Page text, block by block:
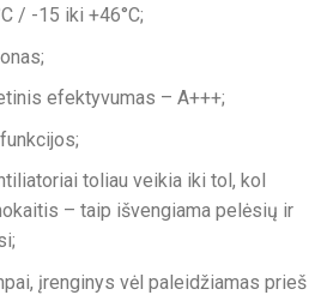
/ -15 iki +46°C;
efektyvumas – A+++;
toliau veikia iki tol, kol
– taip išvengiama pelėsių ir
įrenginys vėl paleidžiamas prieš